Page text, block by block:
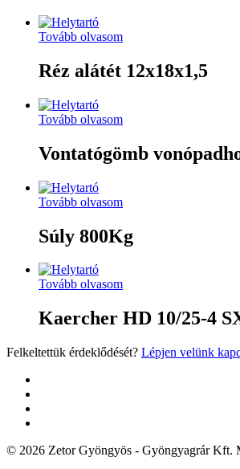
Tovább olvasom
Réz alátét 12x18x1,5
Tovább olvasom
Vontatógömb
Tovább olvasom
Súly 800Kg
Tovább olvasom
Kaercher HD 10/25-4
Felkeltettük érdeklődését? Lépjen velünk
© 2026 Zetor Gyöngyös - Gyöngyagrár Kft.